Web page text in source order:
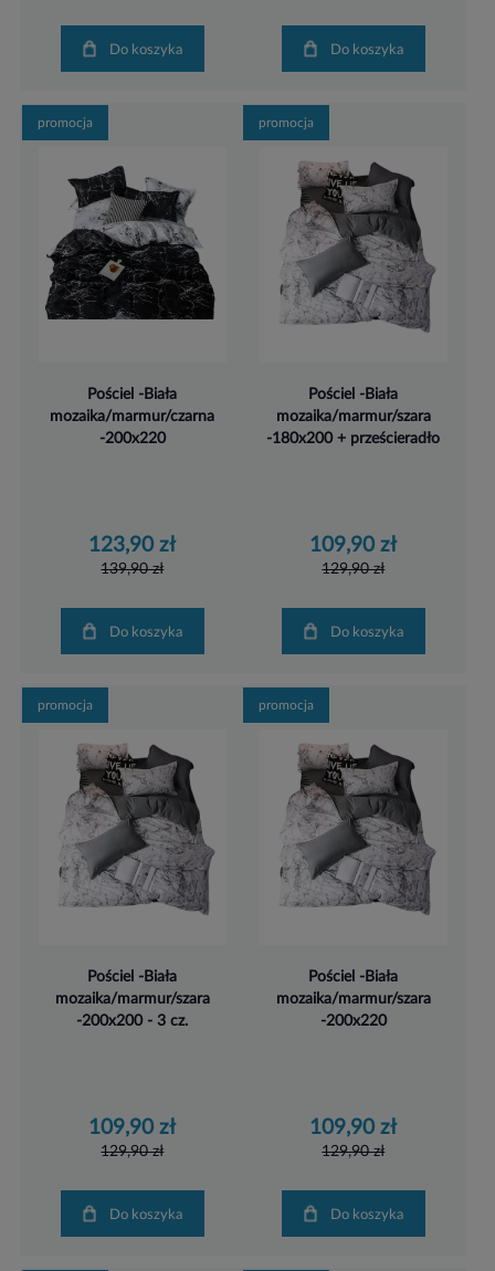
Do koszyka Do koszyka
Pościel -Biała
mozaika/marmur/czarna
-200x220
123,90 zł
139,90 zł
Do koszyka
promocja
Pościel -Biała
mozaika/marmur/szara
-180x200 + prześcieradło
109,90 zł
129,90 zł
Do koszyka
promocja
Pościel -Biała
mozaika/marmur/szara
-200x200 - 3 cz.
109,90 zł
129,90 zł
Do koszyka
promocja
Pościel -Biała
mozaika/marmur/szara
-200x220
109,90 zł
129,90 zł
Do koszyka
promocja